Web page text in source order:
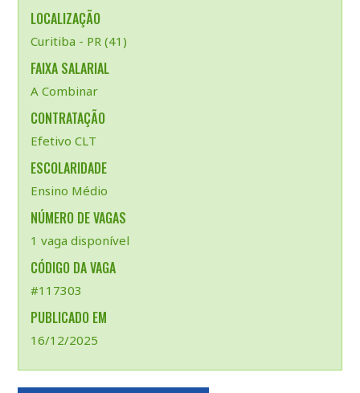
LOCALIZAÇÃO
Curitiba - PR (41)
FAIXA SALARIAL
A Combinar
CONTRATAÇÃO
Efetivo CLT
ESCOLARIDADE
Ensino Médio
NÚMERO DE VAGAS
1 vaga disponível
CÓDIGO DA VAGA
#117303
PUBLICADO EM
16/12/2025